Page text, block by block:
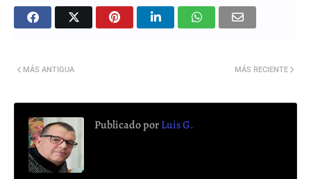
MÁS RECIENTE
MÁS ANTIGUA
Publicado porLuis G.